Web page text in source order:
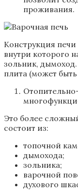
проживания.
Конструкция
внутри которого
зольник,
плита (может
Это более
состоит из:
топочной
дымохода;
зольника;
варочной
духового